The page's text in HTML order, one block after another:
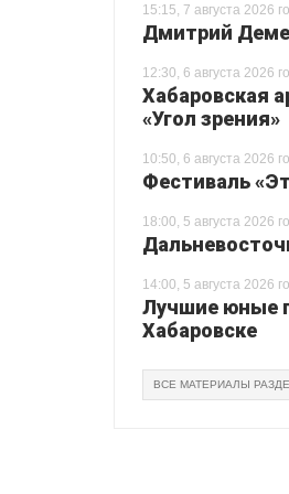
15:15, 7 августа 2026
Дмитрий
12:30, 6 августа 2026
Хабаровская
«Угол зрения»
10:50, 6 августа 2026
Фестиваль
18:00, 5 августа 2026
14:00, 5 августа 2026
Лучшие юные
Хабаровске
ВСЕ МАТЕРИАЛЫ